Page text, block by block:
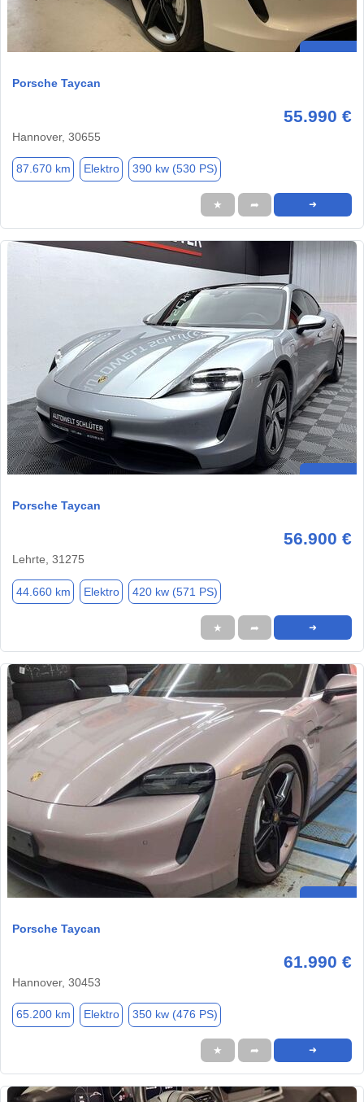
Porsche Taycan
55.990 €
Hannover, 30655
87.670 km Elektro 390 kw (530 PS)
★ ➦ ➜
Porsche Taycan
56.900 €
Lehrte, 31275
44.660 km Elektro 420 kw (571 PS)
★ ➦ ➜
Porsche Taycan
61.990 €
Hannover, 30453
65.200 km Elektro 350 kw (476 PS)
★ ➦ ➜